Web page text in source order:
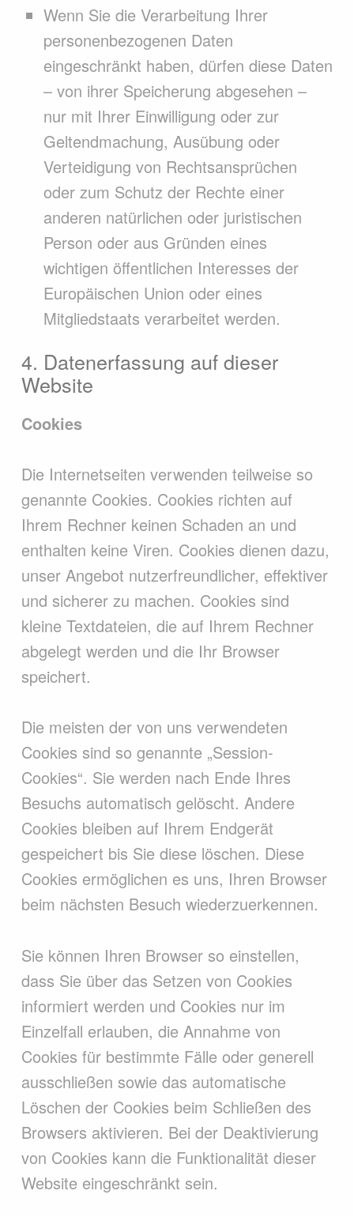
Wenn Sie die Verarbeitung Ihrer
personenbezogenen Daten
eingeschränkt haben, dürfen diese Daten
– von ihrer Speicherung abgesehen –
nur mit Ihrer Einwilligung oder zur
Geltendmachung, Ausübung oder
Verteidigung von Rechtsansprüchen
oder zum Schutz der Rechte einer
anderen natürlichen oder juristischen
Person oder aus Gründen eines
wichtigen öffentlichen Interesses der
Europäischen Union oder eines
Mitgliedstaats verarbeitet werden.
4. Datenerfassung auf dieser
Website
Cookies
Die Internetseiten verwenden teilweise so
genannte Cookies. Cookies richten auf
Ihrem Rechner keinen Schaden an und
enthalten keine Viren. Cookies dienen dazu,
unser Angebot nutzerfreundlicher, effektiver
und sicherer zu machen. Cookies sind
kleine Textdateien, die auf Ihrem Rechner
abgelegt werden und die Ihr Browser
speichert.
Die meisten der von uns verwendeten
Cookies sind so genannte „Session-
Cookies“. Sie werden nach Ende Ihres
Besuchs automatisch gelöscht. Andere
Cookies bleiben auf Ihrem Endgerät
gespeichert bis Sie diese löschen. Diese
Cookies ermöglichen es uns, Ihren Browser
beim nächsten Besuch wiederzuerkennen.
Sie können Ihren Browser so einstellen,
dass Sie über das Setzen von Cookies
informiert werden und Cookies nur im
Einzelfall erlauben, die Annahme von
Cookies für bestimmte Fälle oder generell
ausschließen sowie das automatische
Löschen der Cookies beim Schließen des
Browsers aktivieren. Bei der Deaktivierung
von Cookies kann die Funktionalität dieser
Website eingeschränkt sein.